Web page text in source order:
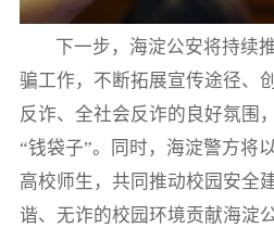
下一步，海淀公安将持续
骗工作，不断拓展宣传途径、
反诈、全社会反诈的良好氛围
“钱袋子”。同时，海淀警方将
高校师生，共同推动校园安全
谐、无诈的校园环境贡献海淀